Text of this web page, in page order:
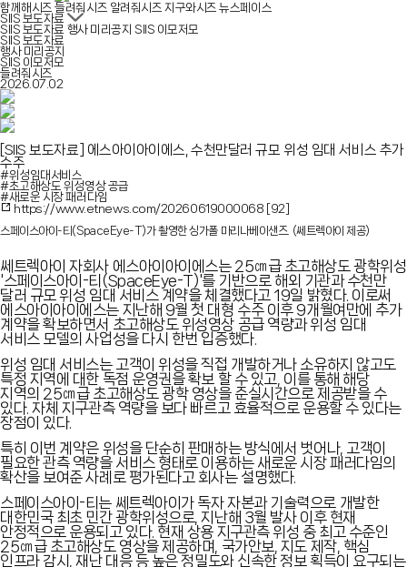
함께해시즈 들려줘시즈 알려줘시즈 지구와시즈 뉴스페이스
SIIS 보도자료
SIIS 보도자료 행사 미리공지 SIIS 이모저모
SIIS 보도자료
행사 미리공지
SIIS 이모저모
들려줘시즈
2026.07.02
[SIIS 보도자료]
에스아이아이에스, 수천만달러 규모 위성 임대 서비스 추가
수주
#위성임대서비스
#초고해상도 위성영상 공급
#새로운 시장 패러다임
https://www.etnews.com/20260619000068
[92]
스페이스아이-티(SpaceEye-T)가 촬영한 싱가폴 마리나베이샌즈. (쎄트렉아이 제공)
쎄트렉아이 자회사 에스아이아이에스는 25㎝급 초고해상도 광학위성
'스페이스아이-티(SpaceEye-T)'를 기반으로 해외 기관과 수천만
달러 규모 위성 임대 서비스 계약을 체결했다고 19일 밝혔다. 이로써
에스아이아이에스는 지난해 9월 첫 대형 수주 이후 9개월여만에 추가
계약을 확보하면서 초고해상도 위성영상 공급 역량과 위성 임대
서비스 모델의 사업성을 다시 한번 입증했다.
위성 임대 서비스는 고객이 위성을 직접 개발하거나 소유하지 않고도
특정 지역에 대한 독점 운영권을 확보 할 수 있고, 이를 통해 해당
지역의 25㎝급 초고해상도 광학 영상을 준실시간으로 제공받을 수
있다. 자체 지구관측 역량을 보다 빠르고 효율적으로 운용할 수 있다는
장점이 있다.
특히 이번 계약은 위성을 단순히 판매하는 방식에서 벗어나, 고객이
필요한 관측 역량을 서비스 형태로 이용하는 새로운 시장 패러다임의
확산을 보여준 사례로 평가된다고 회사는 설명했다.
스페이스아이-티는 쎄트렉아이가 독자 자본과 기술력으로 개발한
대한민국 최초 민간 광학위성으로, 지난해 3월 발사 이후 현재
안정적으로 운용되고 있다. 현재 상용 지구관측 위성 중 최고 수준인
25㎝급 초고해상도 영상을 제공하며, 국가안보, 지도 제작, 핵심
인프라 감시, 재난 대응 등 높은 정밀도와 신속한 정보 획득이 요구되는